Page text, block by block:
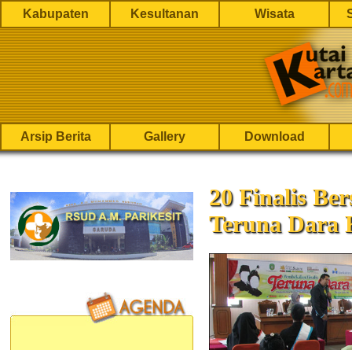
Kabupaten Kesultanan Wisata
Arsip Berita Gallery Download
20 Finalis
Teruna Dara